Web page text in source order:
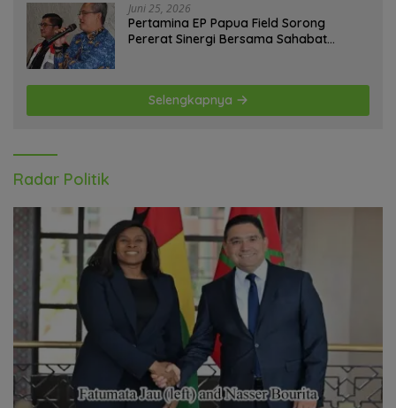
Juni 25, 2026
Pertamina EP Papua Field Sorong
Pererat Sinergi Bersama Sahabat
Selengkapnya
Radar Politik